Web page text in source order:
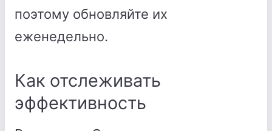
поэтому обновляйте их
еженедельно.
Как отслеживать
эффективность